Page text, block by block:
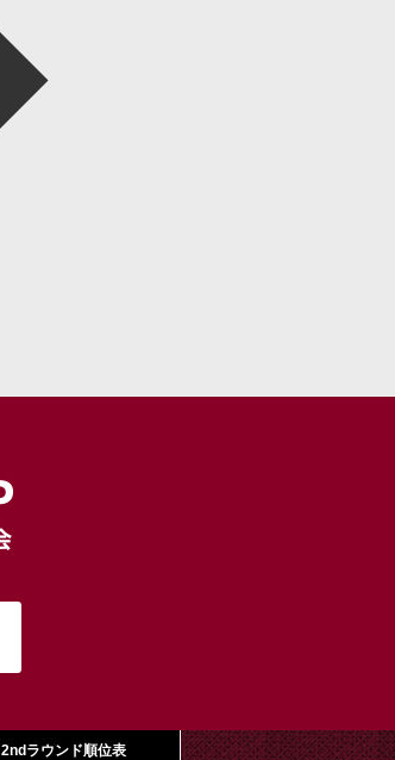
2ndラウンド順位表